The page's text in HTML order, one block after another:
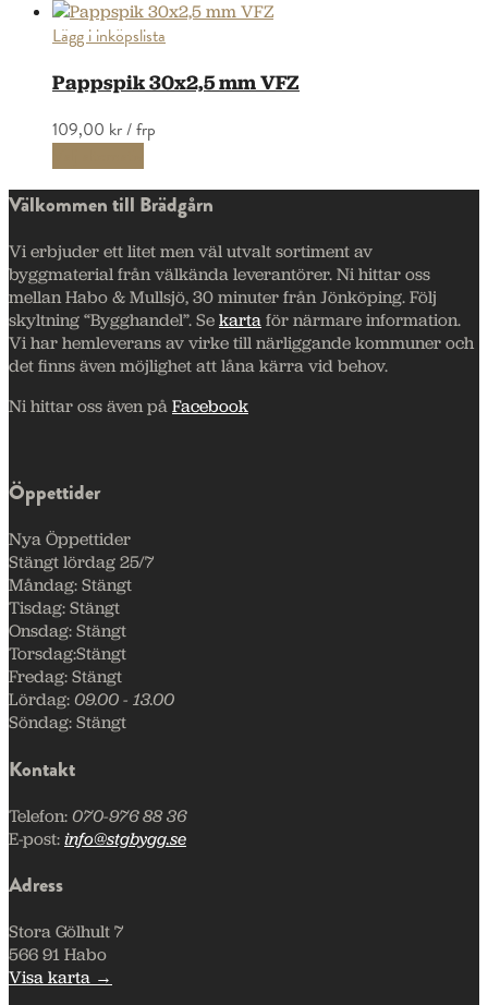
Lägg i inköpslista
Pappspik 30x2,5 mm VFZ
109,00 kr/ frp
Välkommen till Brädgårn
Vi erbjuder ett litet men väl utvalt sortiment av
byggmaterial från välkända leverantörer. Ni hittar oss
mellan Habo & Mullsjö, 30 minuter från Jönköping. Följ
skyltning “Bygghandel”. Sekartaför närmare information.
Vi har hemleverans av virke till närliggande kommuner och
det finns även möjlighet att låna kärra vid behov.
Ni hittar oss även påFacebook
Öppettider
Nya Öppettider
Stängt lördag 25/7
Måndag:Stängt
Tisdag:Stängt
Onsdag:Stängt
Torsdag:Stängt
Fredag:Stängt
Lördag: 09.00 - 13.00
Söndag:Stängt
Kontakt
Telefon: 070-976 88 36
E-post:info@stgbygg.se
Adress
Stora Gölhult 7
566 91 Habo
Visa karta →